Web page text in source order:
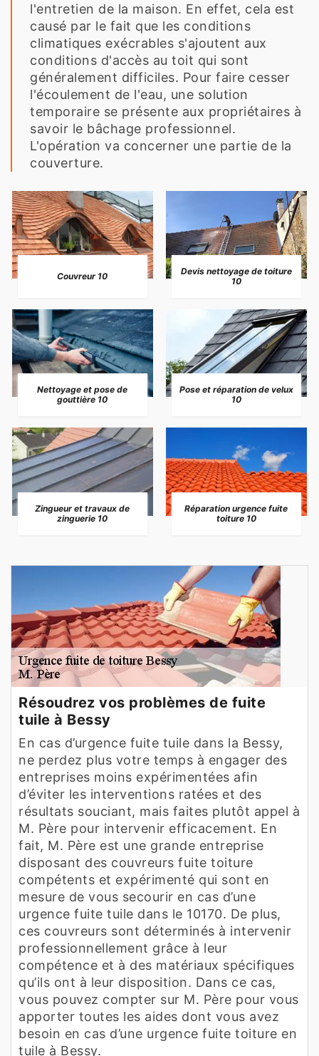
l'entretien de la maison. En effet, cela est
causé par le fait que les conditions
climatiques exécrables s'ajoutent aux
conditions d'accès au toit qui sont
généralement difficiles. Pour faire cesser
l'écoulement de l'eau, une solution
temporaire se présente aux propriétaires à
savoir le bâchage professionnel.
L'opération va concerner une partie de la
couverture.
Couvreur 10
Devis nettoyage de toiture
10
Nettoyage et pose de
gouttière 10
Pose et réparation de velux
10
Zingueur et travaux de
zinguerie 10
Réparation urgence fuite
toiture 10
Résoudrez vos problèmes de fuite
tuile à Bessy
En cas d’urgence fuite tuile dans la Bessy,
ne perdez plus votre temps à engager des
entreprises moins expérimentées afin
d’éviter les interventions ratées et des
résultats souciant, mais faites plutôt appel à
M. Père pour intervenir efficacement. En
fait, M. Père est une grande entreprise
disposant des couvreurs fuite toiture
compétents et expérimenté qui sont en
mesure de vous secourir en cas d’une
urgence fuite tuile dans le 10170. De plus,
ces couvreurs sont déterminés à intervenir
professionnellement grâce à leur
compétence et à des matériaux spécifiques
qu’ils ont à leur disposition. Dans ce cas,
vous pouvez compter sur M. Père pour vous
apporter toutes les aides dont vous avez
besoin en cas d’une urgence fuite toiture en
tuile à Bessy.